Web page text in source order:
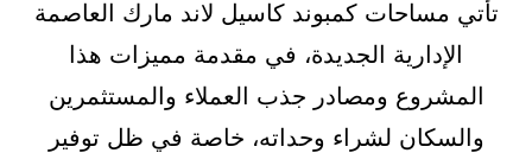
تأتي مساحات كمبوند كاسيل لاند مارك العاصمة
الإدارية الجديدة، في مقدمة مميزات هذا
المشروع ومصادر جذب العملاء والمستثمرين
والسكان لشراء وحداته، خاصة في ظل توفير